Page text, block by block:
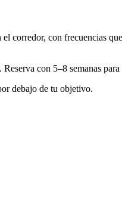
con frecuencias
con 5–8 semanas
debajo de tu objetivo.